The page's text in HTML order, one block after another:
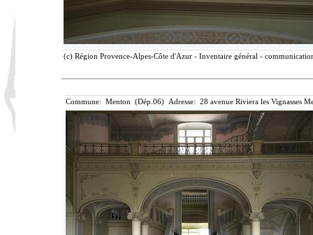
(c) Région Provence-Alpes-Côte d'Azur - Inventaire général -
Commune: Menton (Dép.06) Adresse: 28 avenue Riviera les Vignasses